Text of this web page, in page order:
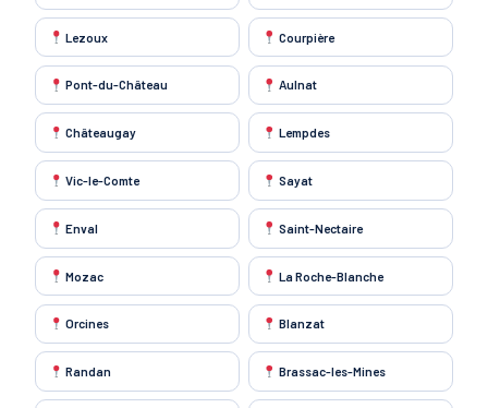
Lezoux Courpière
Pont-du-Château Aulnat
Châteaugay Lempdes
Vic-le-Comte Sayat
Enval Saint-Nectaire
Mozac La Roche-Blanche
Orcines Blanzat
Randan Brassac-les-Mines